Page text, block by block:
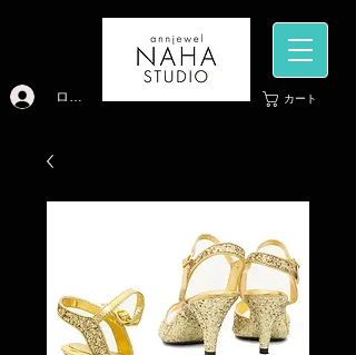
カート
ログイン